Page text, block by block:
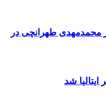
محمدمهدی طهرانچی در
شد